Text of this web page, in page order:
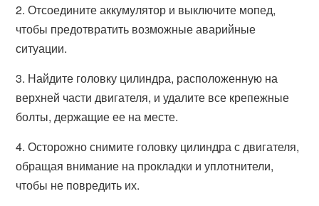
2. Отсоедините аккумулятор и выключите мопед,
чтобы предотвратить возможные аварийные
ситуации.
3. Найдите головку цилиндра, расположенную на
верхней части двигателя, и удалите все крепежные
болты, держащие ее на месте.
4. Осторожно снимите головку цилиндра с двигателя,
обращая внимание на прокладки и уплотнители,
чтобы не повредить их.